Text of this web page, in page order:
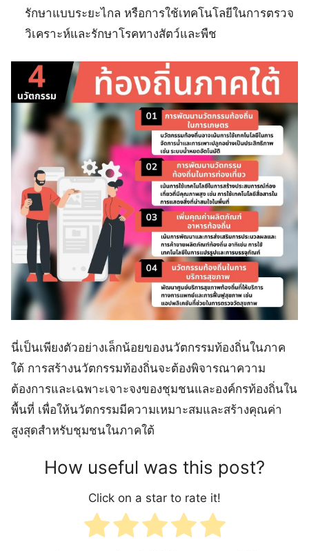
รักษาแบบระยะไกล หรือการใช้เทคโนโลยีในการตรวจ
วิเคราะห์และรักษาโรคทางสัตว์และพืช
นี่เป็นเพียงตัวอย่างเล็กน้อยของนวัตกรรมท้องถิ่นในภาค
ใต้ การสร้างนวัตกรรมท้องถิ่นจะต้องพิจารณาความ
ต้องการและเฉพาะเจาะจงของชุมชนและองค์กรท้องถิ่นใน
พื้นที่ เพื่อให้นวัตกรรมมีความเหมาะสมและสร้างคุณค่า
สูงสุดสำหรับชุมชนในภาคใต้
How useful was this post?
Click on a star to rate it!